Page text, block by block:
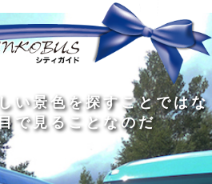
に こそ価値があ る
し い景色を探す ことではな
で見 る こ と なのだ
ものは3つある。人と会
、旅 を す る ことだ
るために旅をする
に こそ価値があ る
た 大人の中にも 、外に出た
い小さな 子供がいる
す るためではな く、旅をす
めで あ る
識 の大きな泉で ある